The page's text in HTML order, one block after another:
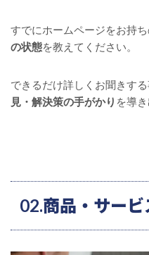
すでにホームページをお持ち
の状態を教えてください。
できるだけ詳しくお聞きする
見・解決策の手がかり を導き
02.商品・サー